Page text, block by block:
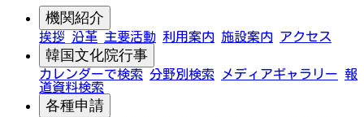
機関紹介
挨拶 沿革 主要活動 利用案内 施設案内 アクセス
韓国文化院行事
カレンダーで検索 分野別検索 メディアギャラリー 報
道資料検索
各種申請